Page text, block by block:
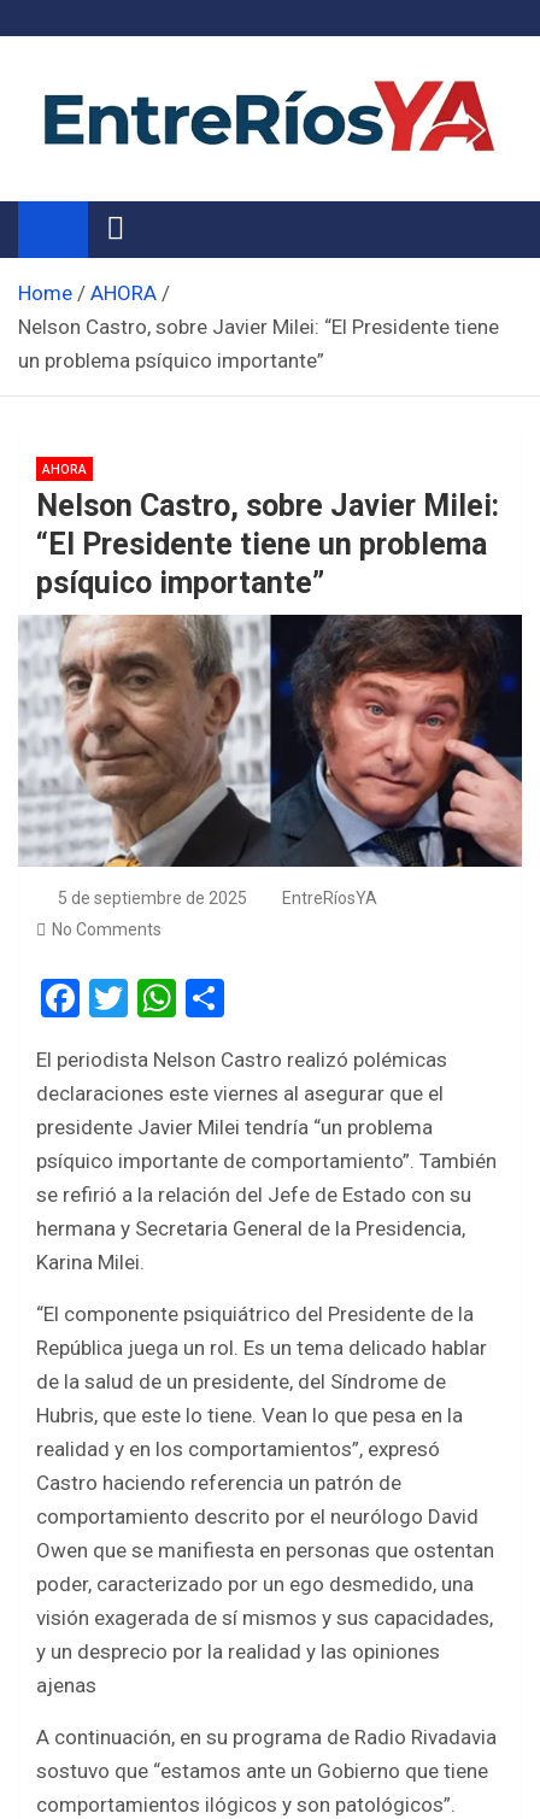
Noticias de Entre Ríos
Información de toda la provincia ahora
Home
AHORA
Nelson Castro, sobre Javier Milei: “El Presidente tiene
un problema psíquico importante”
AHORA
Nelson Castro, sobre Javier Milei:
“El Presidente tiene un problema
psíquico importante”
5 de septiembre de 2025
EntreRíosYA
No Comments
F
ce
b
o
o
k
T
tt
er
W
at
s
A
p
p
ar
e
El periodista Nelson Castro realizó polémicas
declaraciones este viernes al asegurar que el
presidente Javier Milei tendría “un problema
psíquico importante de comportamiento”. También
se refirió a la relación del Jefe de Estado con su
hermana y Secretaria General de la Presidencia,
Karina Milei.
“El componente psiquiátrico del Presidente de la
República juega un rol. Es un tema delicado hablar
de la salud de un presidente, del Síndrome de
Hubris, que este lo tiene. Vean lo que pesa en la
realidad y en los comportamientos”, expresó
Castro haciendo referencia un patrón de
comportamiento descrito por el neurólogo David
Owen que se manifiesta en personas que ostentan
poder, caracterizado por un ego desmedido, una
visión exagerada de sí mismos y sus capacidades,
y un desprecio por la realidad y las opiniones
ajenas
A continuación, en su programa de Radio Rivadavia
sostuvo que “estamos ante un Gobierno que tiene
comportamientos ilógicos y son patológicos”.